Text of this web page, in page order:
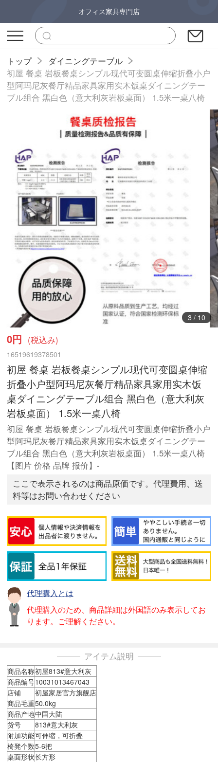
オフィス家具専門店
トップ
ダイニングテーブル
初屋 餐桌 岩板餐桌シンプル现代可变圆桌伸缩折叠小户
型阿玛尼灰餐厅精品家具家用实木饭桌ダイニングテー
ブル组合 黑白色（意大利灰岩板桌面） 1.5米一桌八椅
3/ 10
0円 (税込み)
16519619378501
初屋 餐桌 岩板餐桌シンプル现代可变圆桌伸缩
折叠小户型阿玛尼灰餐厅精品家具家用实木饭
桌ダイニングテーブル组合 黑白色（意大利灰
岩板桌面） 1.5米一桌八椅
初屋 餐桌 岩板餐桌シンプル现代可变圆桌伸缩折叠小户
型阿玛尼灰餐厅精品家具家用实木饭桌ダイニングテー
ブル组合 黑白色（意大利灰岩板桌面） 1.5米一桌八椅
【图片 价格 品牌 报价】-
ここで表示されるのは商品原価です。代理費用、送
料等はお問い合わせください
代理購入とは
代理購入のため、商品詳細は外国語のみ表示してお
ります。ご理解ください。
アイテム説明
商品名称初屋813#意大利灰
商品编号10031013467043
店铺
初屋家居官方旗舰店
商品毛重50.0kg
商品产地中国大陆
货号
813#意大利灰
附加功能可伸缩，可折叠
椅凳个数5-6把
桌面形状长方形